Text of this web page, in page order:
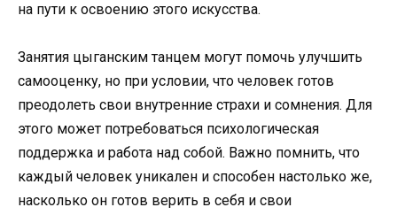
на пути к освоению этого искусства.
Занятия цыганским танцем могут помочь улучшить
самооценку, но при условии, что человек готов
преодолеть свои внутренние страхи и сомнения. Для
этого может потребоваться психологическая
поддержка и работа над собой. Важно помнить, что
каждый человек уникален и способен настолько же,
насколько он готов верить в себя и свои